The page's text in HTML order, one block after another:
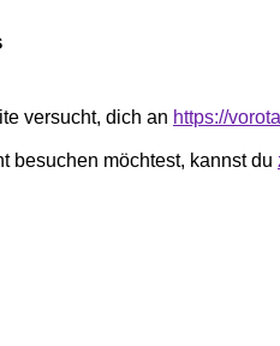
versucht, dich an https://
besuchen möchtest, kannst du